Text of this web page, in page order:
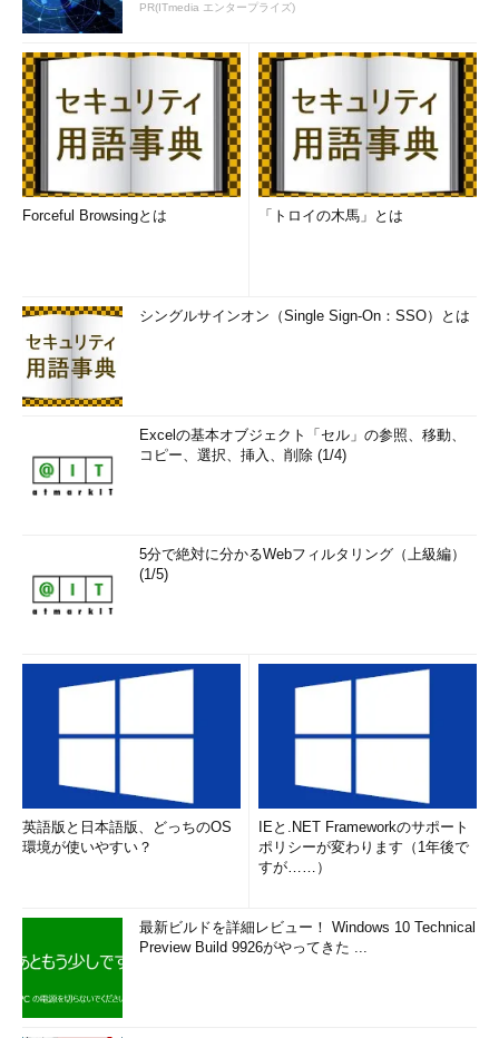
PR(ITmedia エンタープライズ)
Forceful Browsingとは 「トロイの木馬」とは
シングルサインオン（Single Sign-On：SSO）とは
Excelの基本オブジェクト「セル」の参照、移動、
コピー、選択、挿入、削除 (1/4)
5分で絶対に分かるWebフィルタリング（上級編）
(1/5)
英語版と日本語版、どっちのOS
環境が使いやすい？
IEと.NET Frameworkのサポート
ポリシーが変わります（1年後で
すが……）
最新ビルドを詳細レビュー！ Windows 10 Technical
Preview Build 9926がやってきた ...